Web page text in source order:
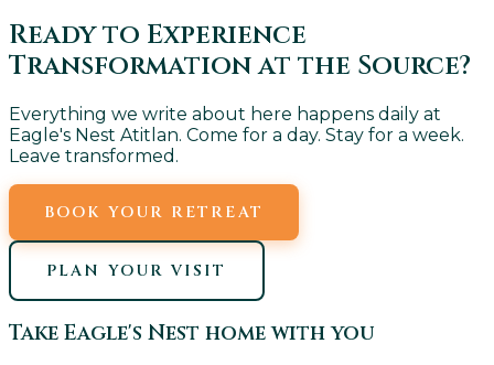
Ready to Experience
Transformation at the Source?
Everything we write about here happens daily at
Eagle's Nest Atitlan. Come for a day. Stay for a week.
Leave transformed.
BOOK YOUR RETREAT
PLAN YOUR VISIT
Take Eagle's Nest home with you